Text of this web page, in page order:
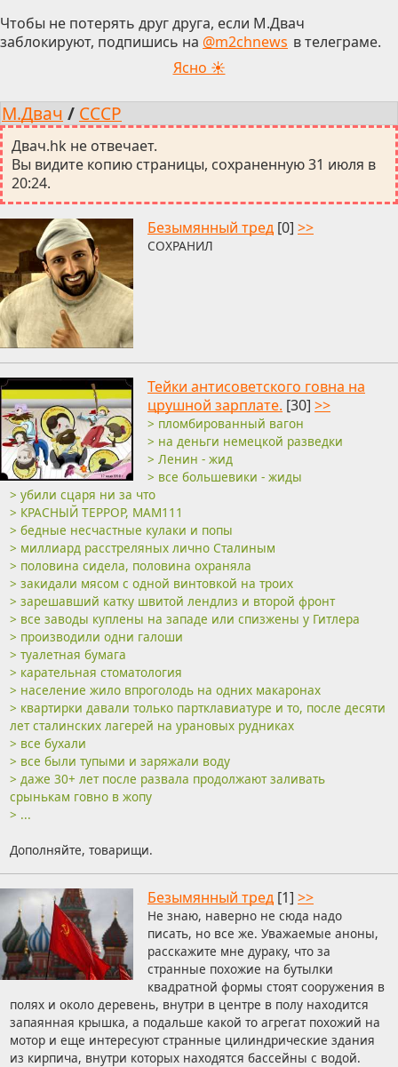
Чтобы не потерять друг друга, если М.Двач
заблокируют, подпишись на @m2chnews в телеграме.
Ясно ☀
М.Двач / СССР
Двач.hk не отвечает.
Вы видите копию страницы, сохраненную 31 июля в
20:24.
Безымянный тред [0] >>
СОХРАНИЛ
Тейки антисоветского говна на
црушной зарплате. [30] >>
> пломбированный вагон
> на деньги немецкой разведки
> Ленин - жид
> все большевики - жиды
> убили сцаря ни за что
> КРАСНЫЙ ТЕРРОР, МАМ111
> бедные несчастные кулаки и попы
> миллиард расстреляных лично Сталиным
> половина сидела, половина охраняла
> закидали мясом с одной винтовкой на троих
> зарешавший катку швитой лендлиз и второй фронт
> все заводы куплены на западе или спизжены у Гитлера
> производили одни галоши
> туалетная бумага
> карательная стоматология
> население жило впроголодь на одних макаронах
> квартирки давали только партклавиатуре и то, после десяти
лет сталинских лагерей на урановых рудниках
> все бухали
> все были тупыми и заряжали воду
> даже 30+ лет после развала продолжают заливать
срынькам говно в жопу
> ...
Дополняйте, товарищи.
Безымянный тред [1] >>
Не знаю, наверно не сюда надо
писать, но все же. Уважаемые аноны,
расскажите мне дураку, что за
странные похожие на бутылки
квадратной формы стоят сооружения в
полях и около деревень, внутри в центре в полу находится
запаянная крышка, а подальше какой то агрегат похожий на
мотор и еще интересуют странные цилиндрические здания
из кирпича, внутри которых находятся бассейны с водой.